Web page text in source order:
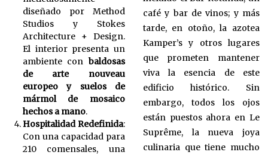
diseñado por Method
Studios y Stokes
Architecture + Design.
El interior presenta un
ambiente conbaldosas
de arte nouveau
europeo y suelos de
mármol de mosaico
hechos a mano.
Hospitalidad Redefinida:
Con una capacidad para
210 comensales, una
café y bar de vinos; y más
tarde, en otoño, la azotea
Kamper’s y otros lugares
que prometen mantener
viva la esencia de este
edificio histórico. Sin
embargo, todos los ojos
están puestos ahora en Le
Suprême, la nueva joya
culinaria que tiene mucho